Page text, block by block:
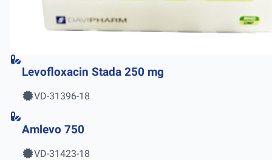
Levofloxacin Stada 250 mg
VD-31396-18
Amlevo 750
VD-31423-18